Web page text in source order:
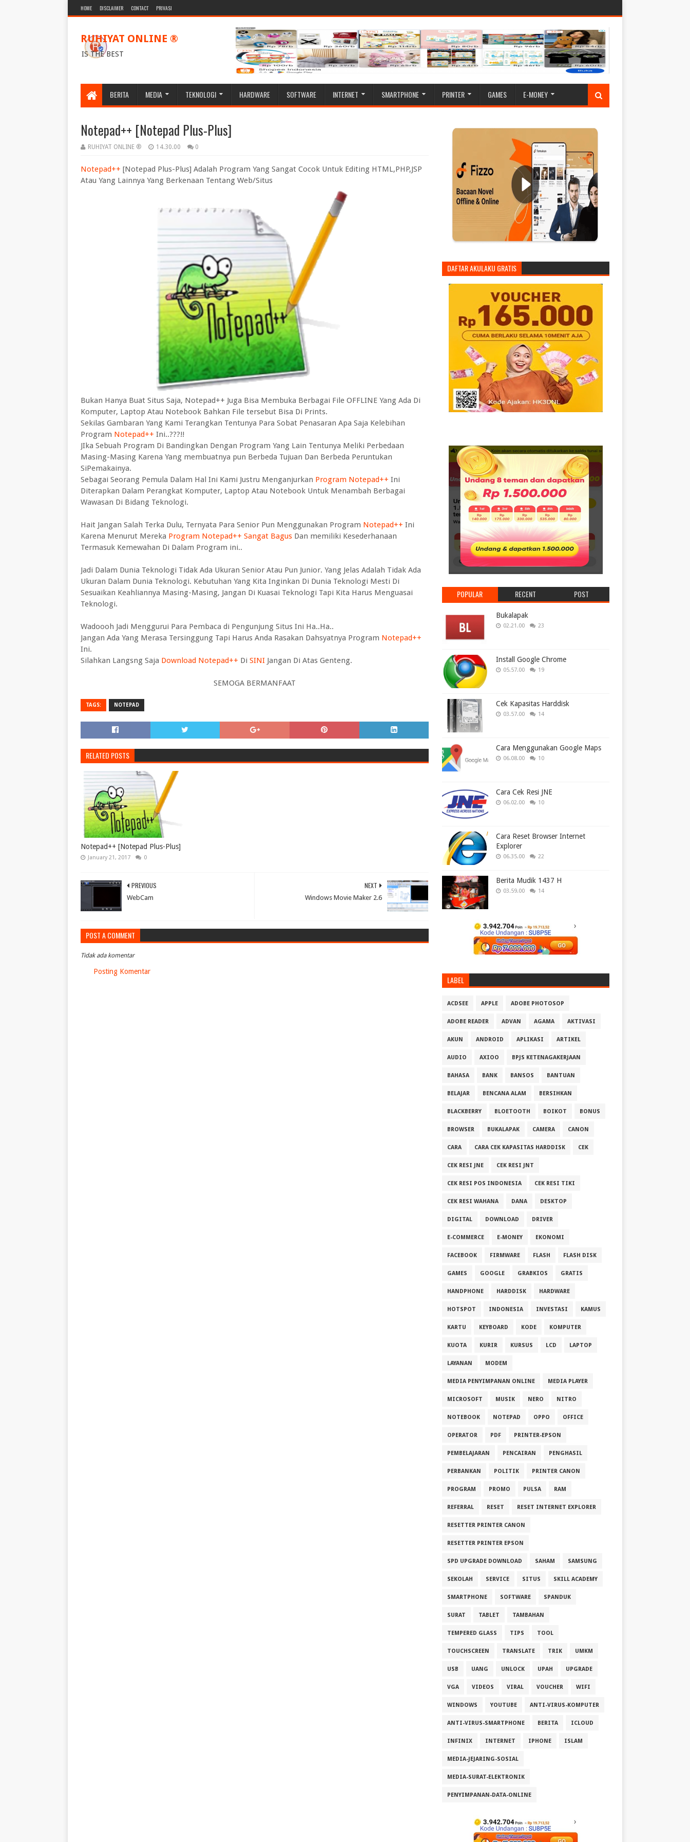
HOME DISCLAIMER CONTACT PRIVASI
RUHIYAT ONLINE ®
IS THE BEST
BERITA MEDIA TEKNOLOGI HARDWARE SOFTWARE INTERNET SMARTPHONE PRINTER GAMES E-MONEY
Notepad++ [Notepad Plus-Plus]
RUHIYAT ONLINE ® 14.30.00 0
Notepad++ [Notepad Plus-Plus] Adalah Program Yang Sangat Cocok Untuk Editing HTML,PHP,JSP
Atau Yang Lainnya Yang Berkenaan Tentang Web/Situs
Bukan Hanya Buat Situs Saja, Notepad++ Juga Bisa Membuka Berbagai File OFFLINE Yang Ada Di
Komputer, Laptop Atau Notebook Bahkan File tersebut Bisa Di Prints.
Sekilas Gambaran Yang Kami Terangkan Tentunya Para Sobat Penasaran Apa Saja Kelebihan
Program Notepad++ Ini..???!!
JIka Sebuah Program Di Bandingkan Dengan Program Yang Lain Tentunya Meliki Perbedaan
Masing-Masing Karena Yang membuatnya pun Berbeda Tujuan Dan Berbeda Peruntukan
SiPemakainya.
Sebagai Seorang Pemula Dalam Hal Ini Kami Justru Menganjurkan Program Notepad++ Ini
Diterapkan Dalam Perangkat Komputer, Laptop Atau Notebook Untuk Menambah Berbagai
Wawasan Di Bidang Teknologi.
Hait Jangan Salah Terka Dulu, Ternyata Para Senior Pun Menggunakan Program Notepad++ Ini
Karena Menurut Mereka Program Notepad++ Sangat Bagus Dan memiliki Kesederhanaan
Termasuk Kemewahan Di Dalam Program ini..
Jadi Dalam Dunia Teknologi Tidak Ada Ukuran Senior Atau Pun Junior. Yang Jelas Adalah Tidak Ada
Ukuran Dalam Dunia Teknologi. Kebutuhan Yang Kita Inginkan Di Dunia Teknologi Mesti Di
Sesuaikan Keahliannya Masing-Masing, Jangan Di Kuasai Teknologi Tapi Kita Harus Menguasai
Teknologi.
Wadoooh Jadi Menggurui Para Pembaca di Pengunjung Situs Ini Ha..Ha..
Jangan Ada Yang Merasa Tersinggung Tapi Harus Anda Rasakan Dahsyatnya Program Notepad++
Ini.
Silahkan Langsng Saja Download Notepad++ Di SINI Jangan Di Atas Genteng.
SEMOGA BERMANFAAT
TAGS: NOTEPAD
RELATED POSTS
Notepad++ [Notepad Plus-Plus]
January 21, 2017 0
NEXT
Windows Movie Maker 2.6
PREVIOUS
WebCam
POST A COMMENT
Tidak ada komentar
Posting Komentar
DAFTAR AKULAKU GRATIS
POPULAR RECENT POST
Bukalapak
02.21.00 23
Install Google Chrome
05.57.00 19
Cek Kapasitas Harddisk
03.57.00 14
Cara Menggunakan Google Maps
06.08.00 10
Cara Cek Resi JNE
06.02.00 10
Cara Reset Browser Internet
Explorer
06.35.00 22
Berita Mudik 1437 H
03.59.00 14
LABEL
ACDSEE APPLE ADOBE PHOTOSOP
ADOBE READER ADVAN AGAMA AKTIVASI
AKUN ANDROID APLIKASI ARTIKEL
AUDIO AXIOO BPJS KETENAGAKERJAAN
BAHASA BANK BANSOS BANTUAN
BELAJAR BENCANA ALAM BERSIHKAN
BLACKBERRY BLOETOOTH BOIKOT BONUS
BROWSER BUKALAPAK CAMERA CANON
CARA CARA CEK KAPASITAS HARDDISK CEK
CEK RESI JNE CEK RESI JNT
CEK RESI POS INDONESIA CEK RESI TIKI
CEK RESI WAHANA DANA DESKTOP
DIGITAL DOWNLOAD DRIVER
E-COMMERCE E-MONEY EKONOMI
FACEBOOK FIRMWARE FLASH FLASH DISK
GAMES GOOGLE GRABKIOS GRATIS
HANDPHONE HARDDISK HARDWARE
HOTSPOT INDONESIA INVESTASI KAMUS
KARTU KEYBOARD KODE KOMPUTER
KUOTA KURIR KURSUS LCD LAPTOP
LAYANAN MODEM
MEDIA PENYIMPANAN ONLINE MEDIA PLAYER
MICROSOFT MUSIK NERO NITRO
NOTEBOOK NOTEPAD OPPO OFFICE
OPERATOR PDF PRINTER-EPSON
PEMBELAJARAN PENCAIRAN PENGHASIL
PERBANKAN POLITIK PRINTER CANON
PROGRAM PROMO PULSA RAM
REFERRAL RESET RESET INTERNET EXPLORER
RESETTER PRINTER CANON
RESETTER PRINTER EPSON
SPD UPGRADE DOWNLOAD SAHAM SAMSUNG
SEKOLAH SERVICE SITUS SKILL ACADEMY
SMARTPHONE SOFTWARE SPANDUK
SURAT TABLET TAMBAHAN
TEMPERED GLASS TIPS TOOL
TOUCHSCREEN TRANSLATE TRIK UMKM
USB UANG UNLOCK UPAH UPGRADE
VGA VIDEOS VIRAL VOUCHER WIFI
WINDOWS YOUTUBE ANTI-VIRUS-KOMPUTER
ANTI-VIRUS-SMARTPHONE BERITA ICLOUD
INFINIX INTERNET IPHONE ISLAM
MEDIA-JEJARING-SOSIAL
MEDIA-SURAT-ELEKTRONIK
PENYIMPANAN-DATA-ONLINE